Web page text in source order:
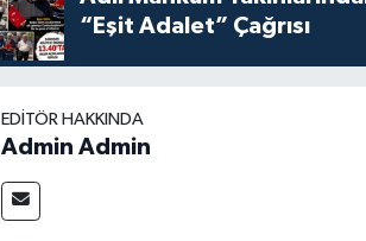
“Eşit Adalet” Çağrısı
EDITÖR HAKKINDA
Admin Admin